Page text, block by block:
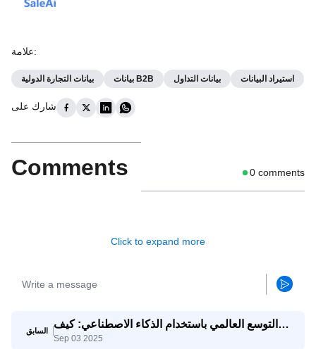
علامة:
بيانات التجارة الدولية بيانات B2B بيانات التداول استيراد البيانات
شارك على
Comments 0 comments
Click to expand more
السابق
التوسع العالمي باستخدام الذكاء الاصطناعي: كيف
تتنافس الشركات الصغيرة والمتوسطة مع الشركات
Sep 03 2025